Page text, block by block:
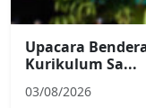
Upacara
Kurikulum Sa...
03/08/2026